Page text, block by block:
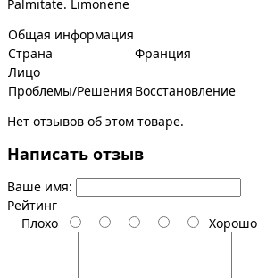
Palmitate. Limonene
Общая информация
Страна
Франция
Лицо
Проблемы/Решения Восстановление
Нет отзывов об этом товаре.
Написать отзыв
Ваше имя:
Рейтинг
Плохо
Хорошо